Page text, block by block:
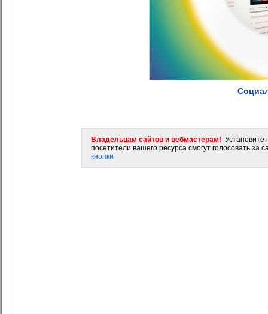
Владельцам сайтов и вебмастерам! Установите
посетители вашего ресурса смогут голосовать за
кнопки